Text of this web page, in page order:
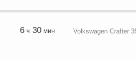
6ч 30мин Volkswagen Crafter